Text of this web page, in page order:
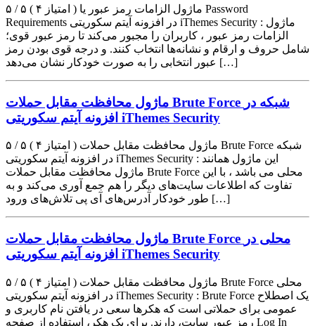
۵ / ۵ ( ۴ امتیاز ) ماژول الزامات رمز عبور یا Password
Requirements در افزونه آیتم سکوریتی iThemes Security : ماژول
الزامات رمز عبور ، کاربران را مجبور می‌کند تا رمز عبور قوی؛
شامل حروف و ارقام و نشانه‌ها انتخاب کنند. و درجه قوی بودن رمز
عبور انتخابی را به صورت خودکار نشان می‌دهد […]
ماژول محافظت مقابل حملات Brute Force شبکه در
افزونه آیتم سکوریتی iThemes Security
۵ / ۵ ( ۴ امتیاز ) ماژول محافظت مقابل حملات Brute Force شبکه
در افزونه آیتم سکوریتی iThemes Security : این ماژول همانند
ماژول محافظت مقابل حملات Brute Force محلی می باشد ، با این
تفاوت که اطلاعات سایت‌های دیگر را هم جمع آوری می‌کند و به
طور خودکار آدرس‌های آی پی تلاش‌های ورود […]
ماژول محافظت مقابل حملات Brute Force محلی در
افزونه آیتم سکوریتی iThemes Security
۵ / ۵ ( ۴ امتیاز ) ماژول محافظت مقابل حملات Brute Force محلی
در افزونه آیتم سکوریتی iThemes Security : Brute Force یک اصطلاح
عمومی برای حملاتی است که هکرها سعی در یافتن نام کاربری و
رمز عبور سایت، دارند. برای یک هکر، استفاده از صفحه Log In